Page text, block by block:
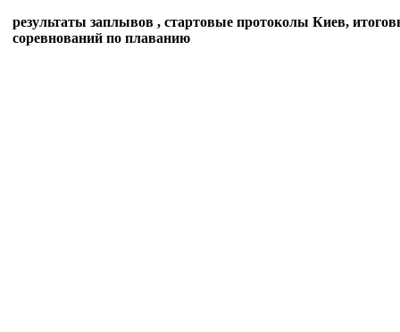
результаты заплывов , стартовые протоколы Киев,
соревнований по плаванию